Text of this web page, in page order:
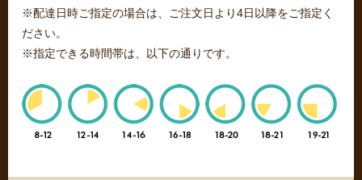
※配達日時ご指定の場合は、ご注文日より4日以降をご指定く
ださい。
※指定できる時間帯は、以下の通りです。